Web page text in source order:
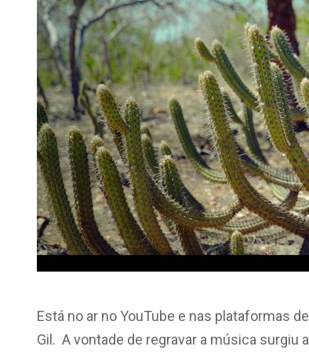
Está no ar no YouTube e nas plataformas
Gil. A vontade de regravar a música surgiu